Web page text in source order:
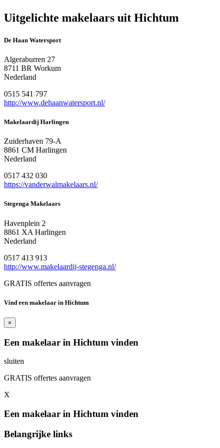
Uitgelichte makelaars uit Hichtum
De Haan Watersport
Algeraburren 27
8711 BR Workum
Nederland
0515 541 797
http://www.dehaanwatersport.nl/
Makelaardij Harlingen
Zuiderhaven 79-A
8861 CM Harlingen
Nederland
0517 432 030
https://vanderwalmakelaars.nl/
Stegenga Makelaars
Havenplein 2
8861 XA Harlingen
Nederland
0517 413 913
http://www.makelaardij-stegenga.nl/
GRATIS offertes aanvragen
Vind een makelaar in Hichtum
×
Een makelaar in Hichtum vinden
sluiten
GRATIS offertes aanvragen
X
Een makelaar in Hichtum vinden
Belangrijke links